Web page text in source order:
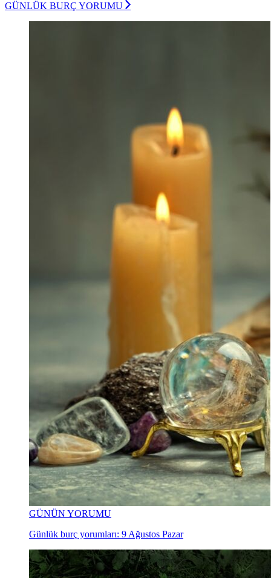
GÜNLÜK BURÇ YORUMU
GÜNÜN YORUMU
Günlük burç yorumları: 9 Ağustos Pazar